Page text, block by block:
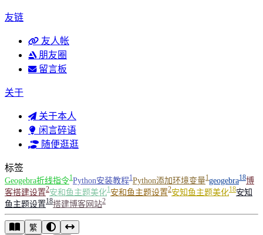
友链
友人帐
朋友圈
留言板
关于
关于本人
闲言碎语
随便逛逛
标签
Geogebra折线指令1Python安装教程1Python添加环境变量1geogebra18博
客搭建设置2安和鱼主题美化1安和鱼主题设置2安知鱼主题美化18安知
鱼主题设置18搭建博客网站2
繁